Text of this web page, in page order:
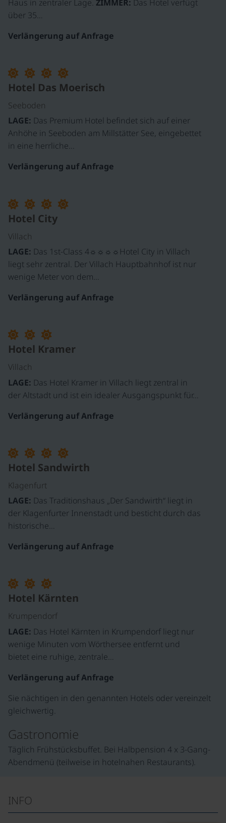
Haus in zentraler Lage. ZIMMER:
über 35…
Verlängerung auf Anfrage
Hotel Das Moerisch
Seeboden
LAGE: Das Premium Hotel befindet sich auf einer
Anhöhe in Seeboden am Millstätter See, eingebettet
in eine herrliche…
Verlängerung auf Anfrage
Hotel City
Villach
LAGE: Das 1st-Class 4☼☼☼☼Hotel City in Villach
liegt sehr zentral. Der Villach Hauptbahnhof ist nur
wenige Meter von dem…
Verlängerung auf Anfrage
Hotel Kramer
Villach
LAGE: Das Hotel Kramer in Villach liegt zentral in
der Altstadt und ist ein idealer Ausgangspunkt für…
Verlängerung auf Anfrage
Hotel Sandwirth
Klagenfurt
LAGE:
der Klagenfurter Innenstadt und besticht durch das
historische…
Verlängerung auf Anfrage
Hotel Kärnten
Krumpendorf
LAGE: Das Hotel Kärnten in Krumpendorf liegt nur
wenige Minuten vom Wörthersee entfernt und
bietet eine ruhige, zentrale…
Verlängerung auf Anfrage
Sie nächtigen in den genannten Hotels oder vereinzelt
gleichwertig.
Gastronomie
Täglich Frühstücksbuffet. Bei Halbpension 4 x 3-Gang-
Abendmenü (teilweise in hotelnahen Restaurants).
INFO